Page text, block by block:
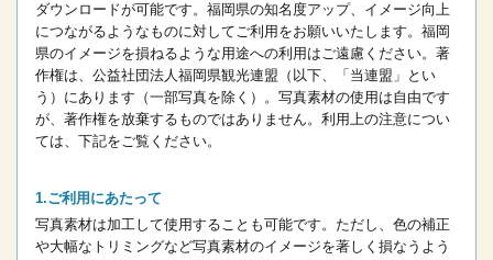
ダウンロードが可能です。 福岡県の知名度アップ、イメージ向上
につながるようなものに対してご利用をお願いいたします。 福岡
県のイメージを損ねるような用途への利用はご遠慮ください。 著
作権は、公益社団法人福岡県観光連盟（以下、「当連盟」とい
う）にあります（一部写真を除く）。写真素材の使用は自由です
が、著作権を放棄するものではありません。 利用上の注意につい
ては、下記をご覧ください。
ご利用にあたって
写真素材は加工して使用することも可能です。ただし、色の補正
や大幅なトリミングなど写真素材のイメージを著しく損なうよう